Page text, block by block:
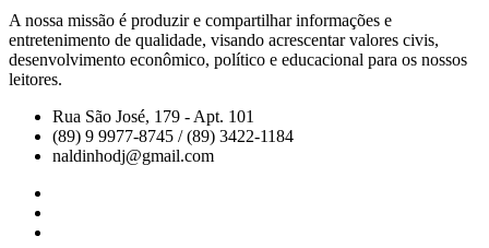
A nossa missão é produzir e compartilhar informações e
entretenimento de qualidade, visando acrescentar valores civis,
desenvolvimento econômico, político e educacional para os nossos
leitores.
Rua São José, 179 - Apt. 101
(89) 9 9977-8745 / (89) 3422-1184
naldinhodj@gmail.com